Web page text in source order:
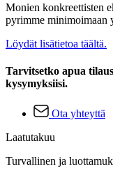
Monien konkreettisten
pyrimme minimoimaan
Löydät lisätietoa täältä.
Tarvitsetko apua
kysymyksiisi.
Ota yhteyttä
Laatutakuu
Turvallinen ja